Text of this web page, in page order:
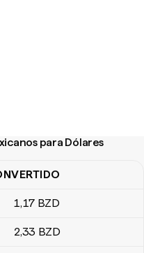
para Dólares
para Dólares
1,17 BZD
2,33 BZD